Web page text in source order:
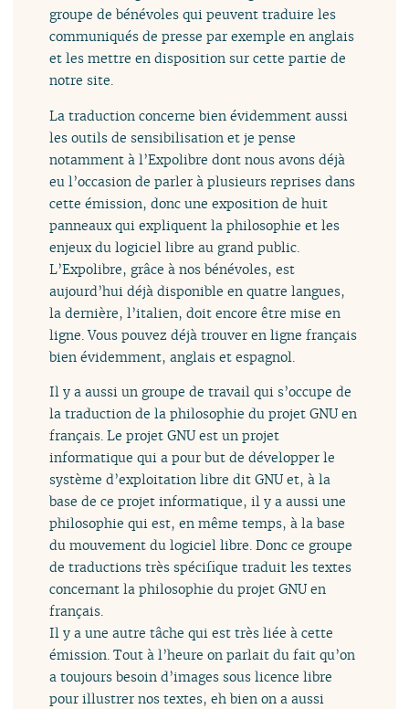
groupe de bénévoles qui peuvent traduire les
communiqués de presse par exemple en anglais
et les mettre en disposition sur cette partie de
notre site.
La traduction concerne bien évidemment aussi
les outils de sensibilisation et je pense
notamment à l’Expolibre dont nous avons déjà
eu l’occasion de parler à plusieurs reprises dans
cette émission, donc une exposition de huit
panneaux qui expliquent la philosophie et les
enjeux du logiciel libre au grand public.
L’Expolibre, grâce à nos bénévoles, est
aujourd’hui déjà disponible en quatre langues,
la dernière, l’italien, doit encore être mise en
ligne. Vous pouvez déjà trouver en ligne français
bien évidemment, anglais et espagnol.
Il y a aussi un groupe de travail qui s’occupe de
la traduction de la philosophie du projet GNU en
français. Le projet GNU est un projet
informatique qui a pour but de développer le
système d’exploitation libre dit GNU et, à la
base de ce projet informatique, il y a aussi une
philosophie qui est, en même temps, à la base
du mouvement du logiciel libre. Donc ce groupe
de traductions très spécifique traduit les textes
concernant la philosophie du projet GNU en
français.
Il y a une autre tâche qui est très liée à cette
émission. Tout à l’heure on parlait du fait qu’on
a toujours besoin d’images sous licence libre
pour illustrer nos textes, eh bien on a aussi